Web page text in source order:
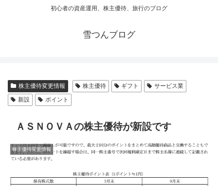
初心者の資産運用、株主優待、旅行のブログ
雪つんブログ
株主優待変更情報 株主優待 ギフト
サービス業
新設
ポイント
ＡＳＮＯＶＡの株主優待が新設です
株主優待変更情報